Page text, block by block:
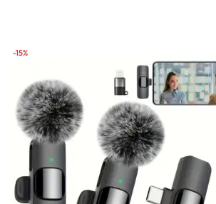
-15%